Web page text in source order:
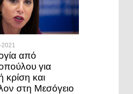
από
για
κρίση και
στη Μεσόγειο